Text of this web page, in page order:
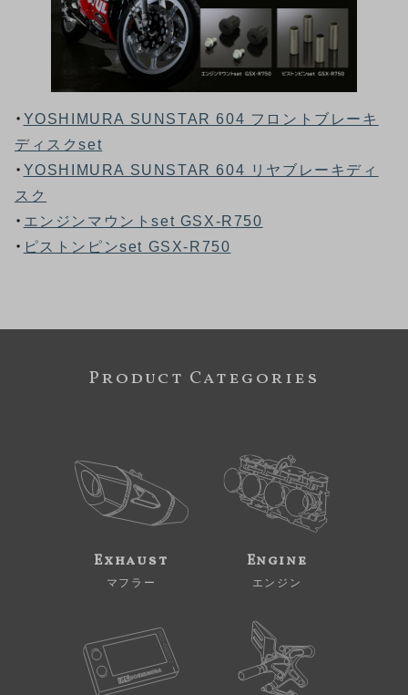
・ YOSHIMURA SUNSTAR 604 フロントブレーキ
ディスクset
・ YOSHIMURA SUNSTAR 604 リヤブレーキディ
スク
・ エンジンマウントset GSX-R750
・ ピストンピンset GSX-R750
Product Categories
Exhaust
マフラー
Engine
エンジン